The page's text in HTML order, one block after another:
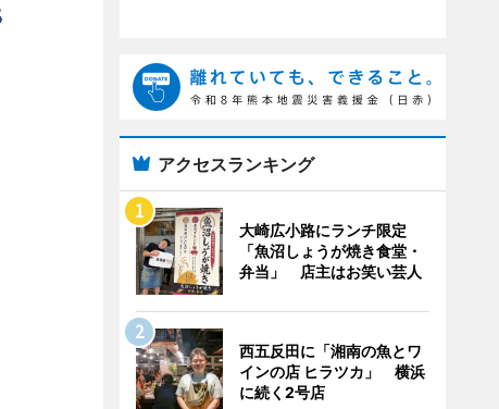
アクセスランキング
大崎広小路にランチ限定
「魚沼しょうが焼き食堂・
弁当」 店主はお笑い芸人
西五反田に「湘南の魚とワ
インの店 ヒラツカ」 横浜
に続く2号店